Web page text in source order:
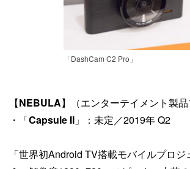
「DashCam C2 Pro」
【NEBULA】（エンターテイメント製品
・「Capsule II 」：未定／2019年 Q2
「世界初Android TV搭載モバイルプロ